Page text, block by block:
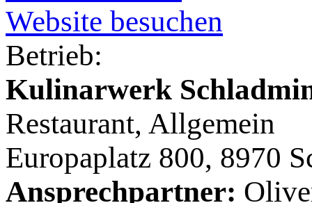
Website besuchen
Betrieb:
Kulinarwerk
Restaurant, Allgemein
Europaplatz 800, 8970
Ansprechpartner: